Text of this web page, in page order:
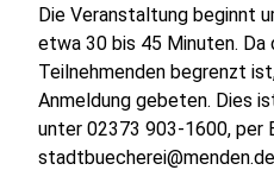
Die Veranstaltung beginnt
etwa 30 bis 45 Minuten. Da
Teilnehmenden begrenzt
Anmeldung gebeten. Dies
unter 02373 903-1600, per